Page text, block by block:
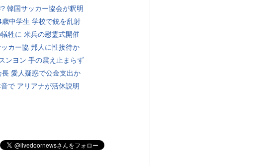
韓国サッカー協会が釈明
歳中学生 学校で銃を乱射
犠牲に 米兵の慰霊式開催
カー協 邦人に性接待か
ンヨン 手の震え止まらず
長 愛人疑惑で公金支出か
で アリアナが活休説明